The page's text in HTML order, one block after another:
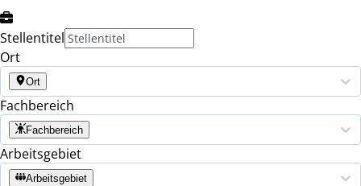
Stellentitel
Ort
Ort
Fachbereich
Fachbereich
Arbeitsgebiet
Arbeitsgebiet